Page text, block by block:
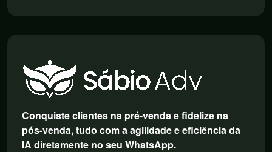
Conquiste clientes na pré-venda e fidelize na
pós-venda, tudo com a agilidade e eficiência da
IA diretamente no seu WhatsApp.